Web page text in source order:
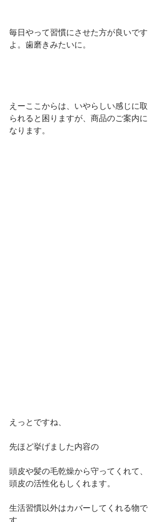
毎日やって習慣にさせた方が良いです
よ。歯磨きみたいに。
えーここからは、いやらしい感じに取
られると困りますが、商品のご案内に
なります。
えっとですね、
先ほど挙げました内容の
頭皮や髪の毛乾燥から守ってくれて、
頭皮の活性化もしくれます。
生活習慣以外はカバーしてくれる物で
す。